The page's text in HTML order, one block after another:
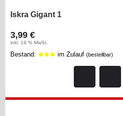
Iskra Gigant 1
3,99 €
inkl. 19 % MwSt.
Bestand: im Zulauf (bestellbar)